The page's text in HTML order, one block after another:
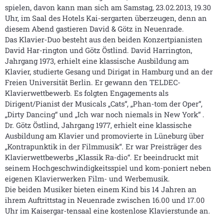
spielen, davon kann man sich am Samstag, 23.02.2013, 19.30
Uhr, im Saal des Hotels Kai-sergarten überzeugen, denn an
diesem Abend gastieren David & Götz in Neuenrade.
Das Klavier-Duo besteht aus den beiden Konzertpianisten
David Har-rington und Götz Östlind. David Harrington,
Jahrgang 1973, erhielt eine klassische Ausbildung am
Klavier, studierte Gesang und Dirigat in Hamburg und an der
Freien Universität Berlin. Er gewann den TELDEC-
Klavierwettbewerb. Es folgten Engagements als
Dirigent/Pianist der Musicals „Cats“, „Phan-tom der Oper“,
„Dirty Dancing“ und „Ich war noch niemals in New York“ .
Dr. Götz Östlind, Jahrgang 1977, erhielt eine klassische
Ausbildung am Klavier und promovierte in Lüneburg über
„Kontrapunktik in der Filmmusik“. Er war Preisträger des
Klavierwettbewerbs „Klassik Ra-dio“. Er beeindruckt mit
seinem Hochgeschwindigkeitsspiel und kom-poniert neben
eigenen Klavierwerken Film- und Werbemusik.
Die beiden Musiker bieten einem Kind bis 14 Jahren an
ihrem Auftrittstag in Neuenrade zwischen 16.00 und 17.00
Uhr im Kaisergar-tensaal eine kostenlose Klavierstunde an.